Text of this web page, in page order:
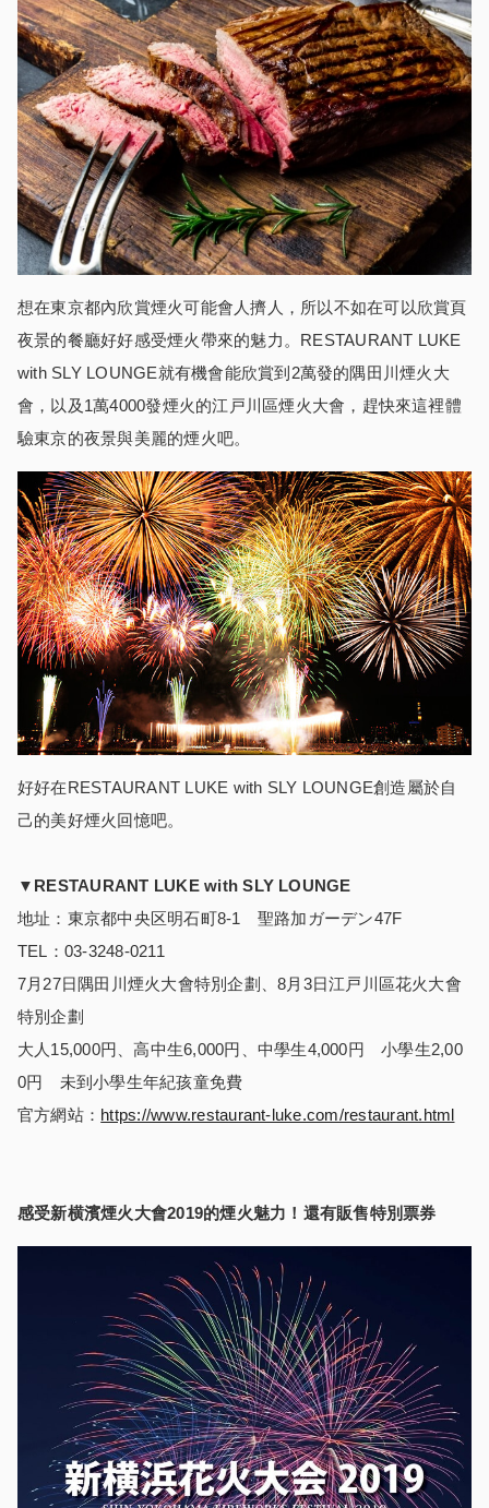
想在東京都內欣賞煙火可能會人擠人，所以不如在可以欣賞頁
夜景的餐廳好好感受煙火帶來的魅力。RESTAURANT LUKE
with SLY LOUNGE就有機會能欣賞到2萬發的隅田川煙火大
會，以及1萬4000發煙火的江戸川區煙火大會，趕快來這裡體
驗東京的夜景與美麗的煙火吧。
好好在RESTAURANT LUKE with SLY LOUNGE創造屬於自
己的美好煙火回憶吧。
▼RESTAURANT LUKE with SLY LOUNGE
地址：東京都中央区明石町8-1 聖路加ガーデン47F
TEL：03-3248-0211
7月27日隅田川煙火大會特別企劃、8月3日江戸川區花火大會
特別企劃
大人15,000円、高中生6,000円、中學生4,000円 小學生2,00
0円 未到小學生年紀孩童免費
官方網站： https://www.restaurant-luke.com/restaurant.html
感受新横濱煙火大會2019的煙火魅力！還有販售特別票券